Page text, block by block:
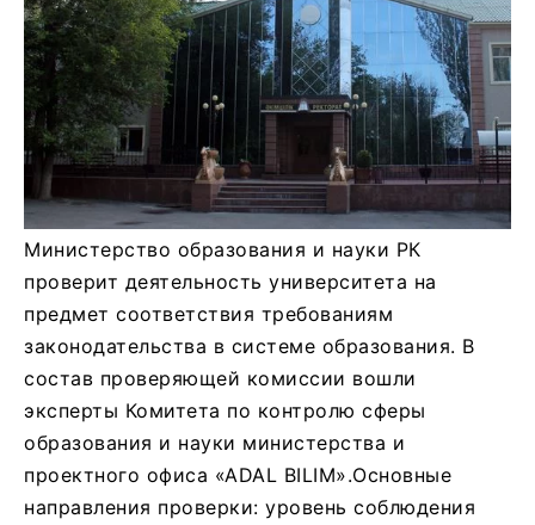
Министерство образования и науки РК
проверит деятельность университета на
предмет соответствия требованиям
законодательства в системе образования. В
состав проверяющей комиссии вошли
эксперты Комитета по контролю сферы
образования и науки министерства и
проектного офиса «АDAL BILIM».Основные
направления проверки: уровень соблюдения